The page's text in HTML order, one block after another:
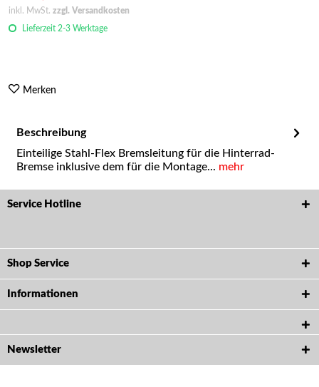
inkl. MwSt. zzgl. Versandkosten
Lieferzeit 2-3 Werktage
Merken
Beschreibung
Einteilige Stahl-Flex Bremsleitung für die Hinterrad-
Bremse inklusive dem für die Montage... mehr
Service Hotline
Shop Service
Informationen
Newsletter